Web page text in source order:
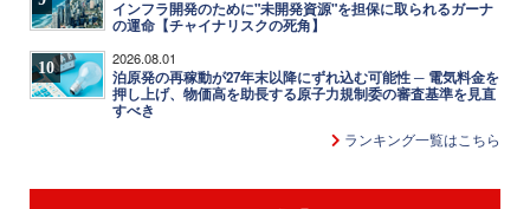
インフラ開発のために"未開発資源"を担保に取られるガーナ
の運命【チャイナリスクの死角】
10 2026.08.01
泊原発の再稼動が27年末以降にずれ込む可能性 ─ 電気料金を
押し上げ、物価高を助長する原子力規制委の審査基準を見直
すべき
ランキング一覧はこちら